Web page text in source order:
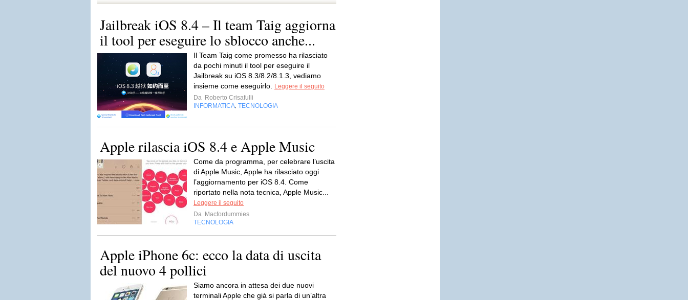
Jailbreak iOS 8.4 – Il team Taig aggiorna
il tool per eseguire lo sblocco anche...
Il Team Taig come promesso ha rilasciato
da pochi minuti il tool per eseguire il
Jailbreak su iOS 8.3/8.2/8.1.3, vediamo
insieme come eseguirlo.
Leggere il seguito
Da Roberto Crisafulli
INFORMATICA TECNOLOGIA
Apple rilascia iOS 8.4 e Apple Music
Come da programma, per celebrare l’uscita
di Apple Music, Apple ha rilasciato oggi
l’aggiornamento per iOS 8.4. Come
riportato nella nota tecnica, Apple Music...
Leggere il seguito
Da Macfordummies
TECNOLOGIA
Apple iPhone 6c: ecco la data di uscita
del nuovo 4 pollici
Siamo ancora in attesa dei due nuovi
terminali Apple che già si parla di un’altra